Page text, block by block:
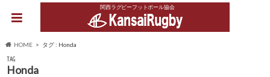
関西ラグビーフットボール協会
HOME タグ : Honda
TAG
Honda